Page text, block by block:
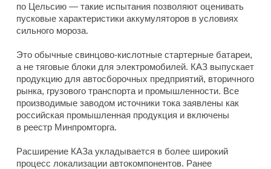
по Цельсию — такие испытания позволяют оценивать
пусковые характеристики аккумуляторов в условиях
сильного мороза.
Это обычные свинцово-кислотные стартерные батареи,
а не тяговые блоки для электромобилей. КАЗ выпускает
продукцию для автосборочных предприятий, вторичного
рынка, грузового транспорта и промышленности. Все
производимые заводом источники тока заявлены как
российская промышленная продукция и включены
в реестр Минпромторга.
Расширение КАЗа укладывается в более широкий
процесс локализации автокомпонентов. Ранее